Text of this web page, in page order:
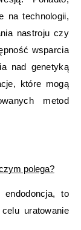
na technologii,
nastroju czy
wsparcia
nad genetyką
które mogą
metod
polega?
endodoncja, to
uratowanie